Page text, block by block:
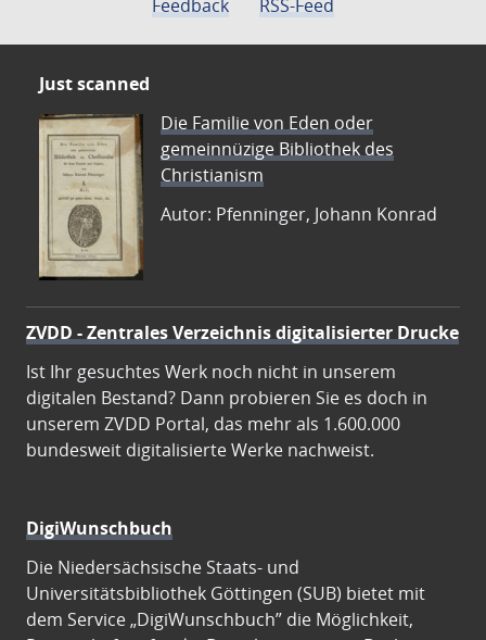
Feedback
RSS-Feed
Just scanned
Die Familie von Eden oder
gemeinnüzige Bibliothek des
Christianism
Autor: Pfenninger, Johann Konrad
ZVDD - Zentrales Verzeichnis digitalisierter Drucke
Ist Ihr gesuchtes Werk noch nicht in unserem
digitalen Bestand? Dann probieren Sie es doch in
unserem ZVDD Portal, das mehr als 1.600.000
bundesweit digitalisierte Werke nachweist.
DigiWunschbuch
Die Niedersächsische Staats- und
Universitätsbibliothek Göttingen (SUB) bietet mit
dem Service „DigiWunschbuch” die Möglichkeit,